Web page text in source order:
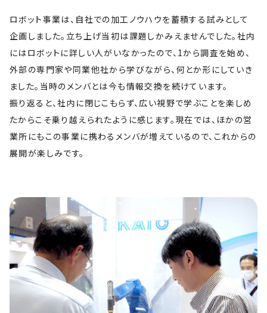
ロボット事業は、自社での加工ノウハウを蓄積する試みとして
企画しました。立ち上げ当初は課題しかみえませんでした。社内
にはロボットに詳しい人がいなかったので、1から調査を始め、
外部の専門家や同業他社から学びながら、何とか形にしていき
ました。当時のメンバとは今も情報交換を続けています。
振り返ると、社内に閉じこもらず、広い視野で学ぶことを楽しめ
たからこそ乗り越えられたように感じます。現在では、ほかの営
業所にもこの事業に携わるメンバが増えているので、これからの
展開が楽しみです。